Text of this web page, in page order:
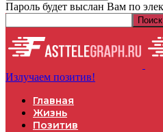
Пароль будет выслан Вам по
Излучаем позитив!
Главная
Жизнь
Позитив